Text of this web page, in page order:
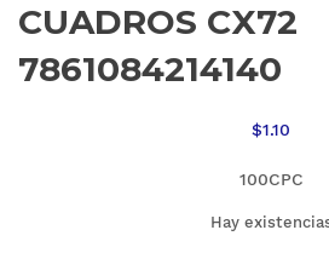
CUADROS CX72
7861084214140
$1.10
100CPC
Hay